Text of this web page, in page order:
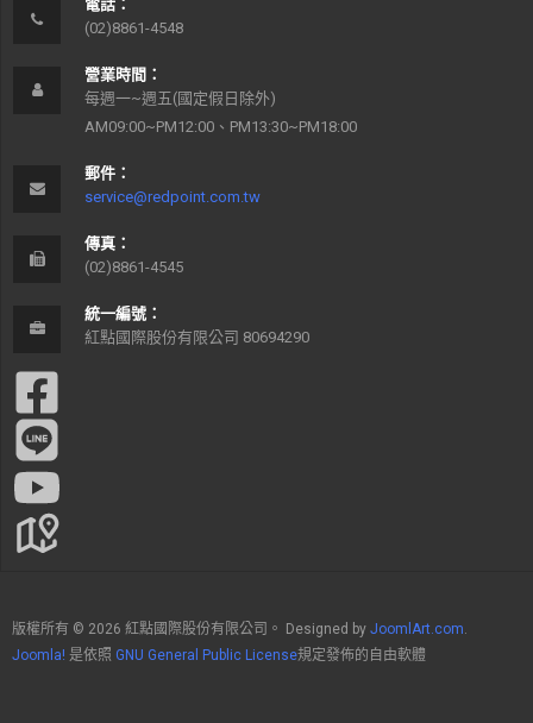
電話：
(02)8861-4548
營業時間：
每週一~週五(國定假日除外)
AM09:00~PM12:00、PM13:30~PM18:00
郵件：
service@redpoint.com.tw
傳真：
(02)8861-4545
統一編號：
紅點國際股份有限公司 80694290
版權所有 © 2026 紅點國際股份有限公司。 Designed by JoomlArt.com.
Joomla! 是依照 GNU General Public License規定發佈的自由軟體